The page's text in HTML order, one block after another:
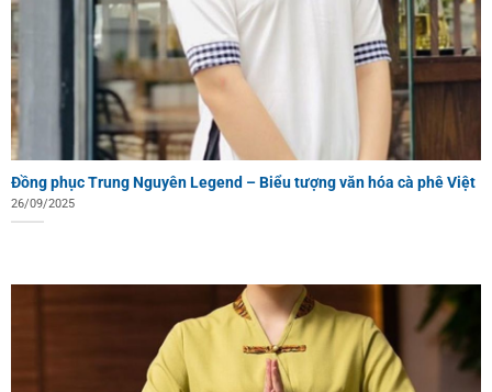
Đồng phục Trung Nguyên Legend – Biểu tượng văn hóa cà phê Việt
26/09/2025